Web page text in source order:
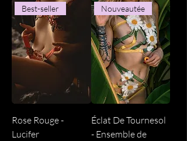
Best-seller
Rose Rouge -
Lucifer
Nouveautée
Éclat De Tournesol
- Ensemble de